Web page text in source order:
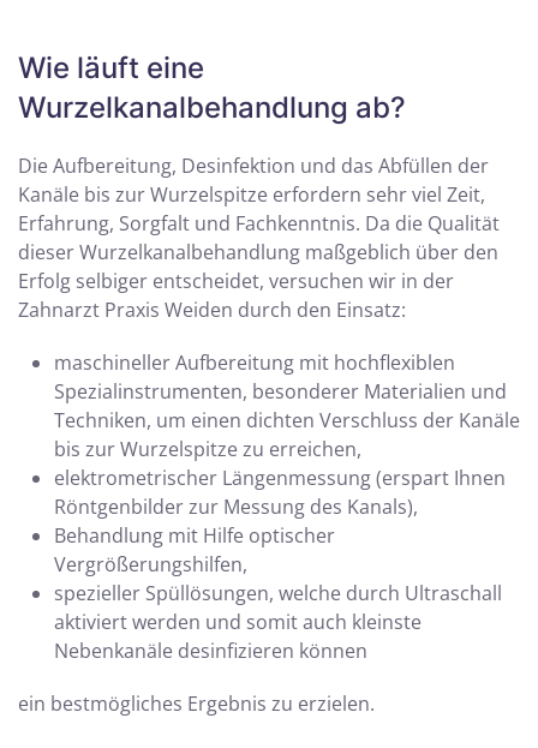
Wie läuft eine
Wurzelkanalbehandlung ab?
Die Aufbereitung, Desinfektion und das Abfüllen der
Kanäle bis zur Wurzelspitze erfordern sehr viel Zeit,
Erfahrung, Sorgfalt und Fachkenntnis. Da die Qualität
dieser Wurzelkanalbehandlung maßgeblich über den
Erfolg selbiger entscheidet, versuchen wir in der
Zahnarzt Praxis Weiden durch den Einsatz:
maschineller Aufbereitung mit hochflexiblen
Spezialinstrumenten, besonderer Materialien und
Techniken, um einen dichten Verschluss der Kanäle
bis zur Wurzelspitze zu erreichen,
elektrometrischer Längenmessung (erspart Ihnen
Röntgenbilder zur Messung des Kanals),
Behandlung mit Hilfe optischer
Vergrößerungshilfen,
spezieller Spüllösungen, welche durch Ultraschall
aktiviert werden und somit auch kleinste
Nebenkanäle desinfizieren können
ein bestmögliches Ergebnis zu erzielen.